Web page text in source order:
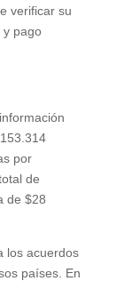
verificar su
y pago
por
de
de $28
los acuerdos
países. En